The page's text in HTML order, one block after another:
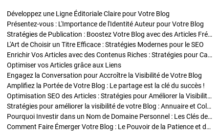
Développez une Ligne Éditoriale Claire pour Votre Blog
Présentez-vous : L'Importance de l'Identité Auteur pour Votre Blog
Stratégies de Publication : Boostez Votre Blog avec des Articles Fréquents et Exclusifs
L'Art de Choisir un Titre Efficace : Stratégies Modernes pour le SEO
Enrichir Vos Articles avec des Contenus Riches : Stratégies pour Captiver et Optimiser
Optimiser vos Articles grâce aux Liens
Engagez la Conversation pour Accroître la Visibilité de Votre Blog
Amplifiez la Portée de Votre Blog : Le partage est la clé du succès !
Optimisation SEO des Articles : Stratégies pour Améliorer la Visibilité de Votre Blog
Stratégies pour améliorer la visibilité de votre Blog : Annuaire et Collaborations
Pourquoi Investir dans un Nom de Domaine Personnel : Les Clés de la Réussite de Votre Blog
Comment Faire Émerger Votre Blog : Le Pouvoir de la Patience et de la Persévérance